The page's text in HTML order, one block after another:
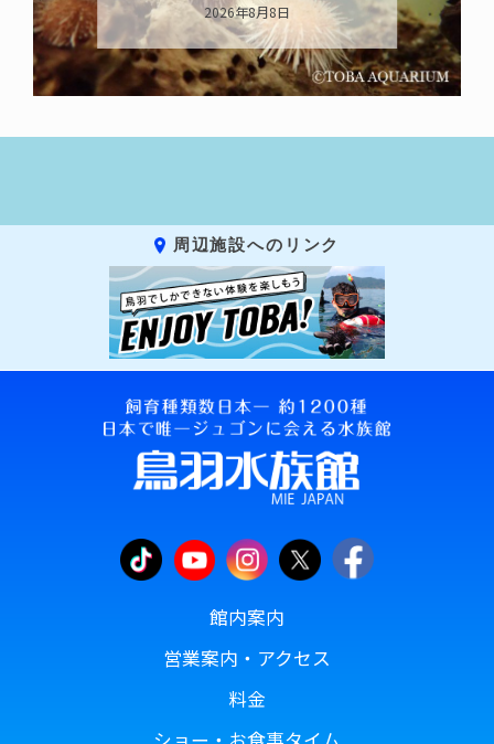
2026年8月8日
周辺施設へのリンク
館内案内
営業案内・アクセス
料金